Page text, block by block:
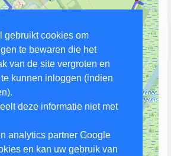
gebruikt cookies om
te bewaren die het
van de site vergroten en
kunnen inloggen (indien
deze informatie niet met
analytics partner Google
en kan uw gebruik van